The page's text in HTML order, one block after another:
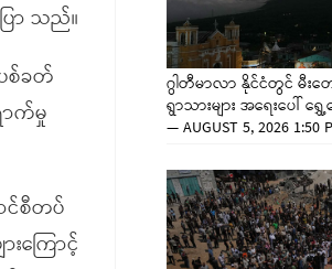
ာ သည်။
စ်ခတ်
က်မှု
င်စီတပ်
ကြောင့်
ဂွါတီမာလာ နိုင်ငံတွင် မီးတ
ရွာသားများ အရေးပေါ် ရွှေ့
—AUGUST 5, 2026 1:50